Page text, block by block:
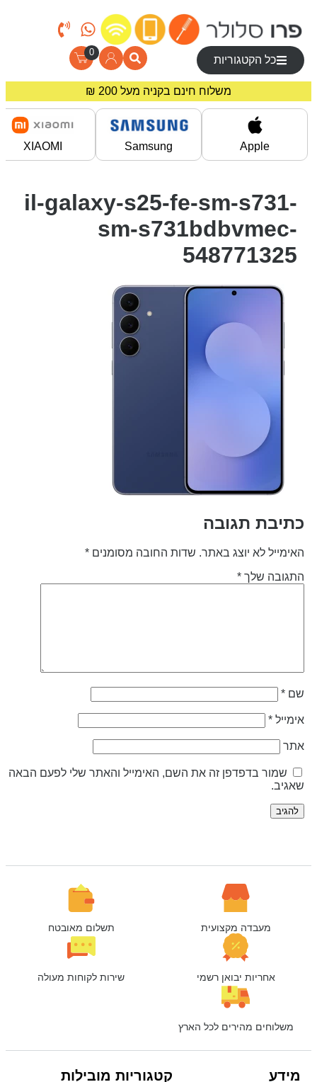
כל הקטגוריות
0
משלוח חינם בקניה מעל 200 ₪
מחירים מיוחדים לרוכשים באתר!
Apple
Samsung
XIAOMI
il-galaxy-s25-fe-sm-s731-
sm-s731bdbvmec-
548771325
תגובה
לא יוצג באתר. שדות החובה מסומנים*
שלך*
*
*
שמור בדפדפן זה את השם, האימייל והאתר שלי לפעם הבאה
מעבדה מקצועית תשלום מאובטח
אחריות יבואן רשמי שירות לקוחות מעולה
משלוחים מהירים לכל הארץ
מידע קטגוריות מובילות